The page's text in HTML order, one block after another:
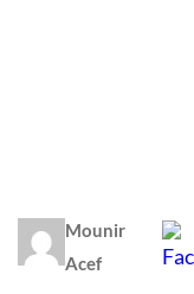
Mounir
Acef